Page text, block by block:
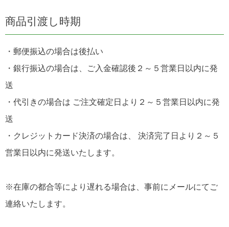
商品引渡し時期
・郵便振込の場合は後払い
・銀行振込の場合は、ご入金確認後２～５営業日以内に発
送
・代引きの場合は ご注文確定日より２～５営業日以内に発
送
・クレジットカード決済の場合は、 決済完了日より２～５
営業日以内に発送いたします。
※在庫の都合等により遅れる場合は、事前にメールにてご
連絡いたします。